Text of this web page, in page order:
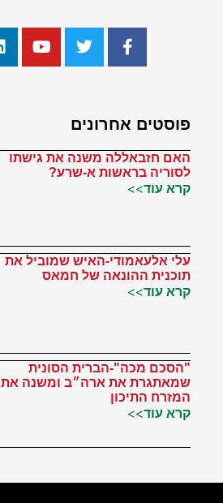
פוסטים אחרונים
האם חזבאללה משנה את גישתו
לסוריה בראשות א-שרע?
קרא עוד>>
עלי אלעאמודי-האיש שמוביל את
תוכנית ההונאה של חמאס
קרא עוד>>
"הסכם מכה"-הברית הסונית
שמאתגרת את ארה״ב ומשנה את
המזרח התיכון
קרא עוד>>